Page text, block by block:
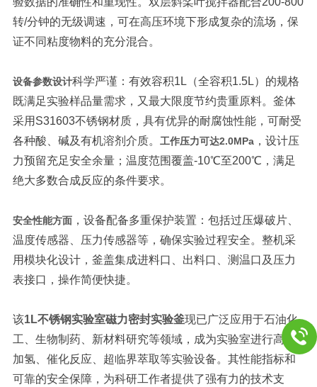
转/分钟的无级调速，可在高压环境下形成复杂的流场，保
证不同粘度物料的充分混合。
设备参数设计科学严谨：有效容积1L（全容积1.5L）的规格
既满足实验样品量需求，又最大限度节约贵重原料。釜体
采用S31603不锈钢材质，具有优异的耐腐蚀性能，可耐受
各种酸、碱及有机溶剂介质。 工作压力可达2.0MPa，设计压
力预留充足安全余量；温度范围覆盖-10℃至200℃，满足
绝大多数合成反应的条件要求。
安全性能方面，设备配备多重保护装置：包括过压爆破片、
温度传感器、压力传感器等，确保实验过程安全。整机采
用模块化设计，釜盖集成进料口、出料口、测温口及压力
表接口，操作简便快捷。
该1L不锈钢实验室磁力密封实验釜现已广泛应用于石油化
工、生物制药、新材料研究等领域，成为实验室进行高压
加氢、催化反应、超临界萃取等实验设备。其性能指标和
可靠的安全保障，为科研工作者提供了强有力的技术支